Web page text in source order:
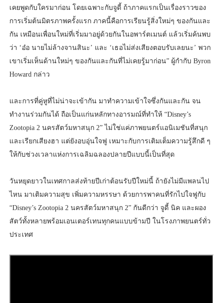
เคยพูดกับใครมาก่อน โดยเฉพาะกับจูดี้ ถ้าภาคแรกเป็นเรื่องราวของ
การเริ่มต้นมิตรภาพครั้งแรก ภาคนี้คือการเรียนรู้สิ่งใหม่ๆ ของกันและ
กัน เหมือนเพื่อนใหม่ที่เริ่มมาอยู่ด้วยกันในอพาร์ตเมนต์ แล้วเริ่มค้นพบ
ว่า ‘อ๋อ นายไม่ล้างจานสินะ’ และ ‘เธอไม่ส่งเสียงตอบรับเลยนะ’ พวก
เขาเริ่มเห็นด้านใหม่ๆ ของกันและกันที่ไม่เคยรู้มาก่อน” ผู้กำกับ Byron
Howard กล่าว
และการที่คู่หูที่ไม่น่าจะเข้ากัน มาทำความเข้าใจซึ่งกันและกัน จน
ทำงานร่วมกันได้ ถือเป็นแก่นหลักทางอารมณ์ที่ทำให้ “Disney’s
Zootopia 2 นครสัตว์มหาสนุก 2” ไม่ใช่แค่ภาพยนตร์แอนิเมชันที่สนุก
และเรียกเสียงฮา แต่ยังอบอุ่นใจฟู เหมาะกับการเติมเต็มความรู้สึกดี ๆ
ให้กับช่วงเวลาแห่งการเฉลิมฉลองปลายปีแบบนี้เป็นที่สุด
วันหยุดยาวในเทศกาลส่งท้ายปีเก่าต้อนรับปีใหม่นี้ ถ้ายังไม่มีแพลนไป
ไหน มาเติมความสุข เพิ่มความหรรษา ด้วยการพาคนที่รักไปใจฟูกับ
“Disney’s Zootopia 2 นครสัตว์มหาสนุก 2” กันดีกว่า จูดี้ นิค และผอง
สัตว์ทั้งหลายพร้อมเอนเตอร์เทนทุกคนแบบข้ามปี ในโรงภาพยนตร์ทั่ว
ประเทศ